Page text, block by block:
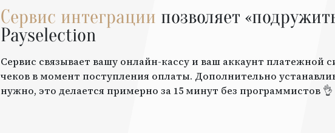
Сервис интеграции позволяет
Payselection
Сервис связывает вашу онлайн-кассу и ваш аккаунт платежной
чеков в момент поступления оплаты. Дополнительно
нужно, это делается примерно за 15 минут без программистов 👌